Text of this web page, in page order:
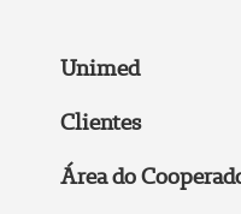
Unimed
Clientes
Área do